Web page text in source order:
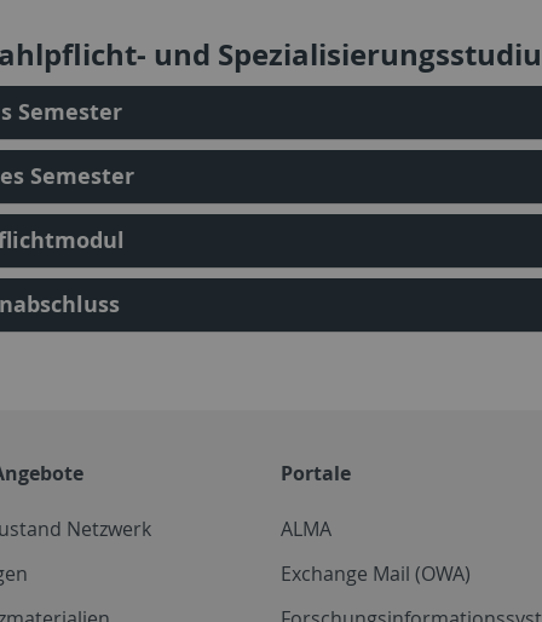
und
Semester
Semester
Netzwerk
Portale
ALMA
Exchange Mail (OWA)